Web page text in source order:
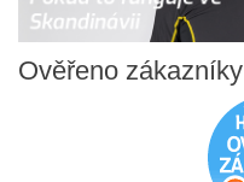
Ověřeno zákazníky